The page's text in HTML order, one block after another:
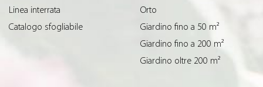
Linea interrata
Catalogo sfogliabile
Orto
Giardino fino a 50 m²
Giardino fino a 200 m²
Giardino oltre 200 m²